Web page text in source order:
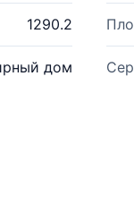
1290.2
дом